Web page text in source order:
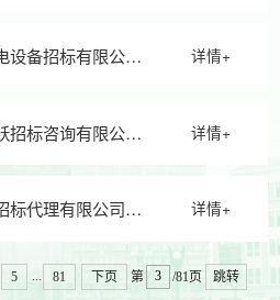
终止公告
科大学广告服务供
FW-B0012-02包）
终止公告
设备招标有限公司
科大学消防设施耗
）竞争
详情+
招标咨询有限公司
科大学2025-2026
生”奖品采购项目
详情+
标代理有限公司关
大学印刷服务比选
详情+
5 81 下页 第 /81页 跳转